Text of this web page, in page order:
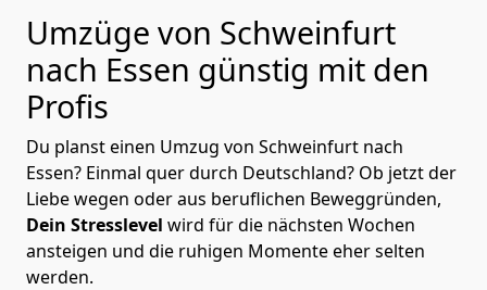
Umzüge von Schweinfurt
nach Essen günstig mit den
Profis
Du planst einen Umzug von Schweinfurt nach
Essen? Einmal quer durch Deutschland? Ob jetzt der
Liebe wegen oder aus beruflichen Beweggründen,
Dein Stresslevel wird für die nächsten Wochen
ansteigen und die ruhigen Momente eher selten
werden.